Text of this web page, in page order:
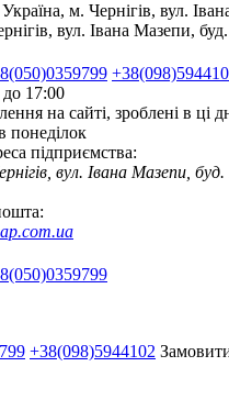
Україна, м. Чернігів, вул.
вул. Івана Мазепи,
17:00
на сайті, зроблені в ці
понеділок
підприємства:
вул. Івана Мазепи, буд.
+38(098)5944102